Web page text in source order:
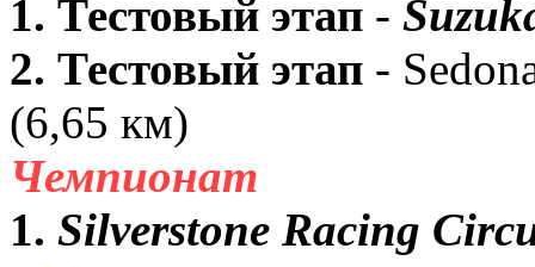
1. Тестовый этап -
2. Тестовый этап -
(6,65 км)
Чемпионат
1. Silverstone Racing